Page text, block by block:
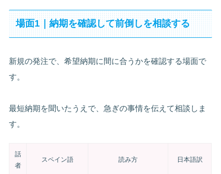
場面1｜納期を確認して前倒しを相談する
新規の発注で、希望納期に間に合うかを確認する場面で
す。
最短納期を聞いたうえで、急ぎの事情を伝えて相談しま
す。
話
者
スペイン語 読み方 日本語訳